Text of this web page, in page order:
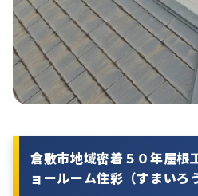
倉敷市地域密着５０年屋根
ョールーム住彩（すまいろ